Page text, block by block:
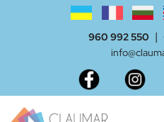
960 992 550 |